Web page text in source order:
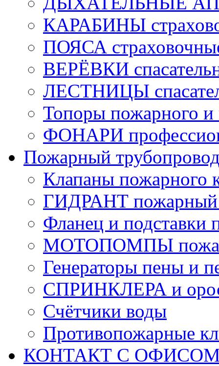
КАРАБИНЫ
ПОЯСА
ВЕРЁВКИ
ЛЕСТНИЦЫ
Топоры пожарного и
ФОНАРИ
Пожарный
Клапаны пожарного
ГИДРАНТ пожарный
Фланец и подставки
МОТОПОМПЫ
Генераторы пены и
СПРИНКЛЕРА и
Счётчики воды
Противопожарные
КОНТАКТ С ОФИСОМ